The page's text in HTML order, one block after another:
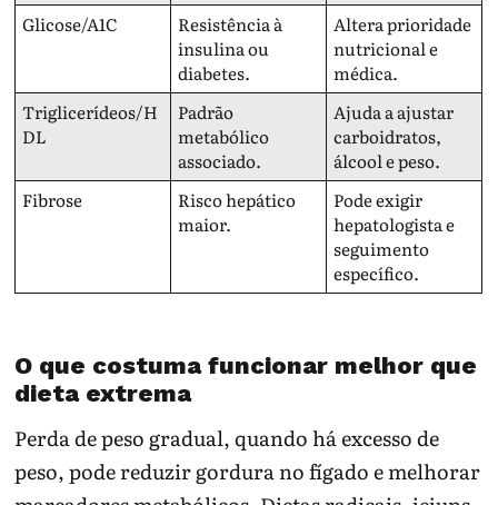
Glicose/A1C
Resistência à
insulina ou
diabetes.
Altera prioridade
nutricional e
médica.
Triglicerídeos/H
DL
Padrão
metabólico
associado.
Ajuda a ajustar
carboidratos,
álcool e peso.
Fibrose
Risco hepático
maior.
Pode exigir
hepatologista e
seguimento
específico.
O que costuma funcionar melhor que
dieta extrema
Perda de peso gradual, quando há excesso de
peso, pode reduzir gordura no fígado e melhorar